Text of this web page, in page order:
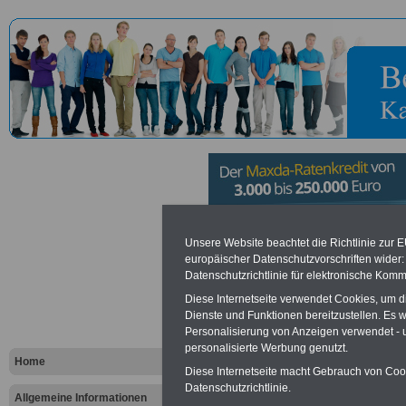
Home
Allgemeine Informationen
Kommando
Vorteile für den öffentlichen
Vergleichen und sparen
Bausparen schon ab 16 Jahren
Berufsunfähigkeitsabsicherung
Unsere Website beachtet die Richtlinie zur
europäischer Datenschutzvorschriften
Datenschutzrichtlinie für elektronische
Diese Internetseite verwendet Cookies, um
Dienste und Funktionen bereitzustellen. Es
Personalisierung von Anzeigen verwendet
personalisierte Werbung genutzt.
Diese Internetseite macht Gebrauch von
Datenschutzrichtlinie.